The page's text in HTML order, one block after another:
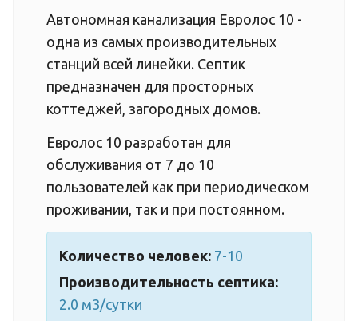
Автономная канализация Евролос 10 -
одна из самых производительных
станций всей линейки. Септик
предназначен для просторных
коттеджей, загородных домов.
Евролос 10 разработан для
обслуживания от 7 до 10
пользователей как при периодическом
проживании, так и при постоянном.
Количество человек: 7-10
Производительность септика:
2.0 м3/сутки